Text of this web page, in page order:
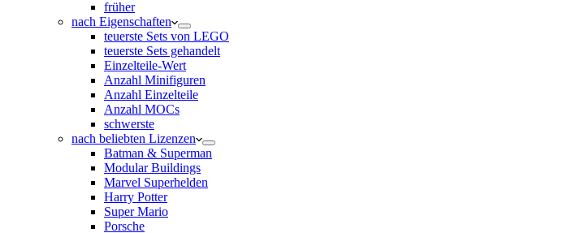
früher
nach Eigenschaften
teuerste Sets von LEGO
teuerste Sets gehandelt
Einzelteile-Wert
Anzahl Minifiguren
Anzahl Einzelteile
Anzahl MOCs
schwerste
nach beliebten Lizenzen
Batman & Superman
Modular Buildings
Marvel Superhelden
Harry Potter
Super Mario
Porsche